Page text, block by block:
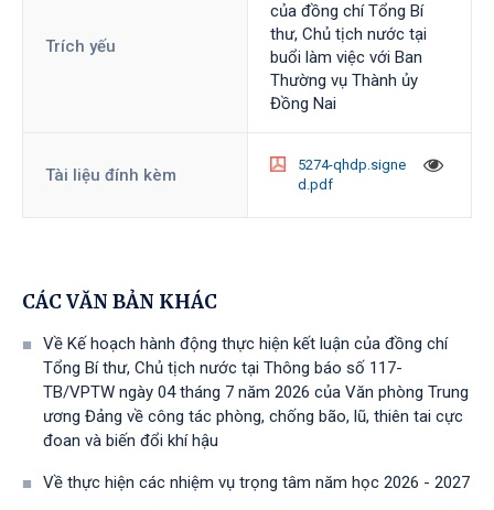
Trích yếu
của đồng chí Tổng Bí
thư, Chủ tịch nước tại
buổi làm việc với Ban
Thường vụ Thành ủy
Đồng Nai
Tài liệu đính kèm
5274-qhdp.signe
d.pdf
CÁC VĂN BẢN KHÁC
Về Kế hoạch hành động thực hiện kết luận của đồng chí
Tổng Bí thư, Chủ tịch nước tại Thông báo số 117-
TB/VPTW ngày 04 tháng 7 năm 2026 của Văn phòng Trung
ương Đảng về công tác phòng, chống bão, lũ, thiên tai cực
đoan và biến đổi khí hậu
Về thực hiện các nhiệm vụ trọng tâm năm học 2026 - 2027